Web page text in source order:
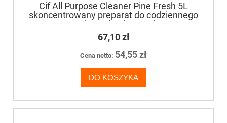
Cif All Purpose Cleaner Pine Fresh 5L
skoncentrowany preparat do codziennego
mycia wodoodpornych,
niezabezpieczonych powierzchni
67,10 zł
Cena netto: 54,55 zł
DO KOSZYKA